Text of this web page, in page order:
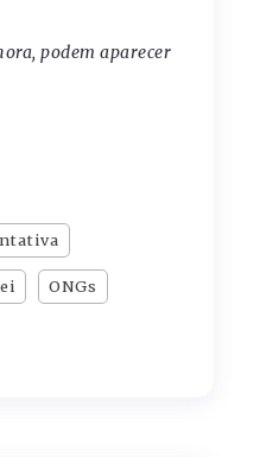
podem aparecer
ONGs